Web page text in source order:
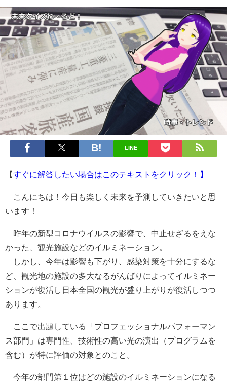
LINE
【すぐに解答したい場合はこのテキストをクリック！】
こんにちは！今日も楽しく未来を予測していきたいと思
います！
昨年の新型コロナウイルスの影響で、中止せざるをえな
かった、観光施設などのイルミネーション。
しかし、今年は影響も下がり、感染対策を十分にするな
ど、観光地の施設の多大なるがんばりによってイルミネー
ションが復活し日本全国の観光が盛り上がりが復活しつつ
あります。
ここで出題している「プロフェッショナルパフォーマン
ス部門」は専門性、技術性の高い光の演出（プログラムを
含む）が特に評価の対象とのこと。
今年の部門第１位はどの施設のイルミネーションになる